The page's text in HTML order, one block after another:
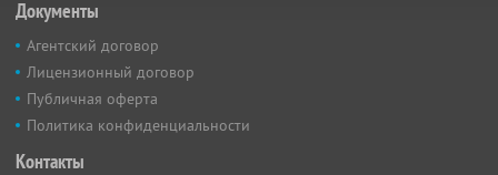
Документы
Агентский договор
Лицензионный договор
Публичная оферта
Политика конфиденциальности
Контакты